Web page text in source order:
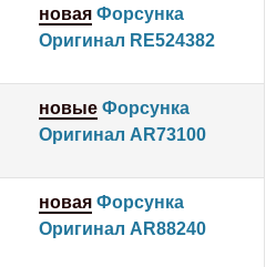
новая Форсунка
Оригинал RE524382
новые Форсунка
Оригинал AR73100
новая Форсунка
Оригинал AR88240